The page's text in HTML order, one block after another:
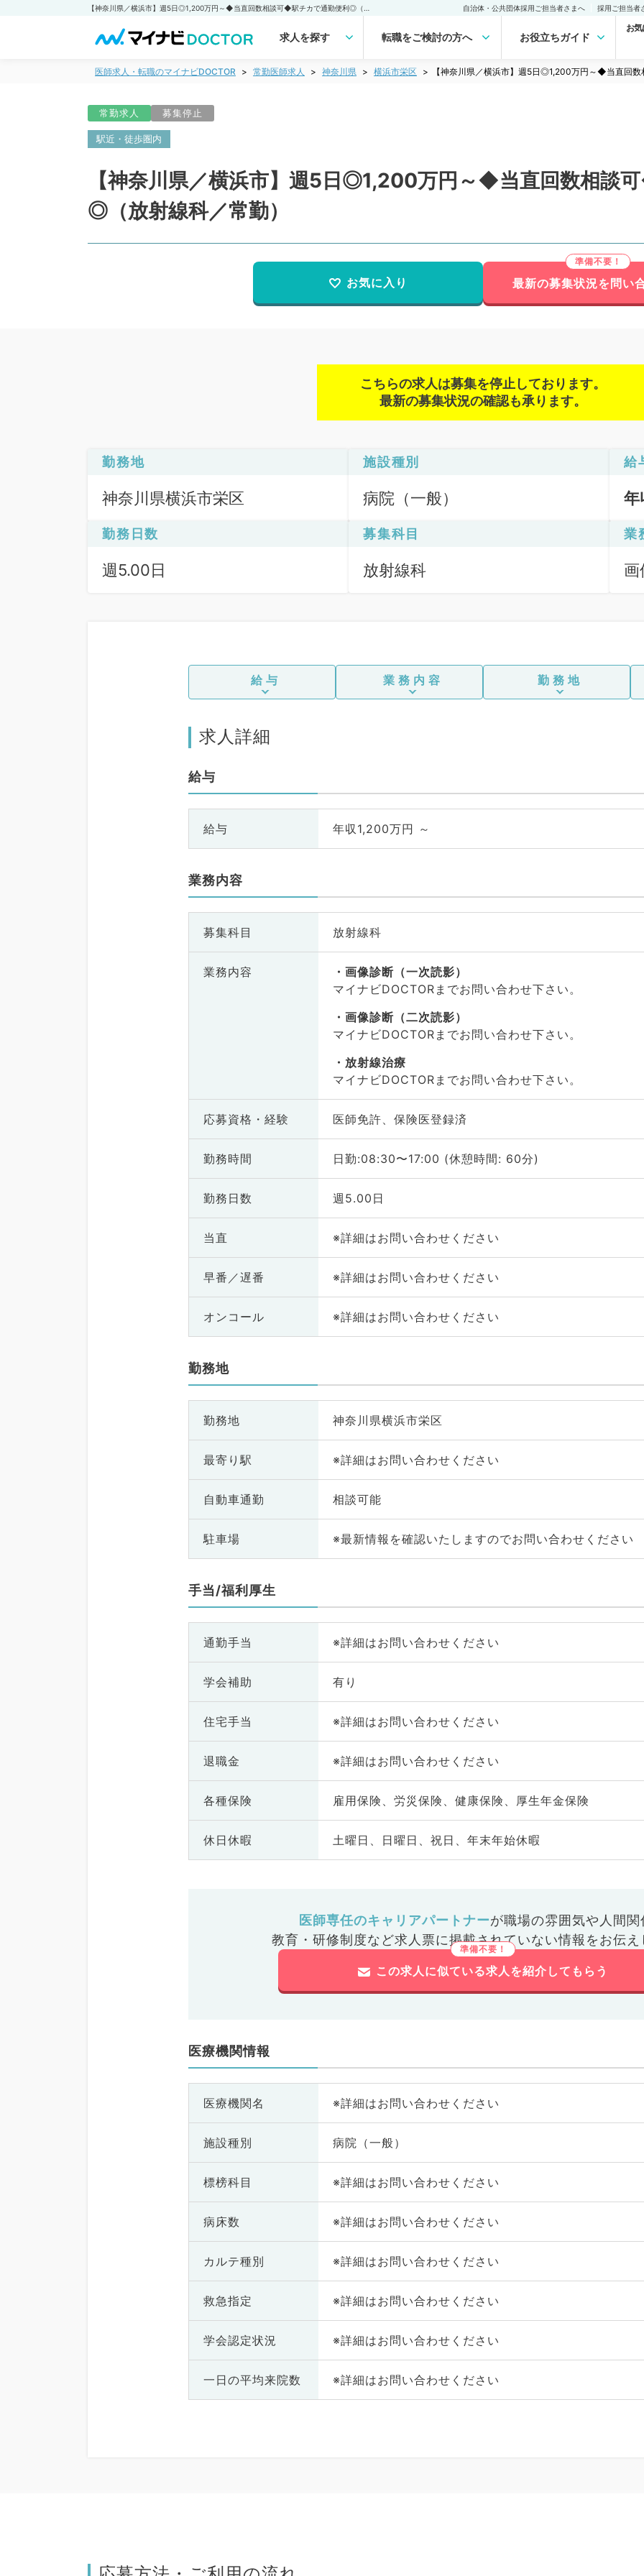
自治体・公共団体採用ご担当者さまへ 採用ご担当者
求人を探す 転職をご検討の方へ お役立ちガイド
お
医師求人・転職のマイナビDOCTOR 常勤医師求人 神奈川県 横浜市栄区 【神奈川県／横浜市】週5日◎1,200万円～◆当直回
常勤求人 募集停止
駅近・徒歩圏内
【神奈川県／横浜市】週5日◎1,200万円～◆当直回数相談
◎（放射線科／常勤）
お気に入り 最新の募集状況を問い
こちらの求人は募集を停止しております。
最新の募集状況の確認も承ります。
勤務地
神奈川県横浜市栄区
施設種別
病院（一般）
給
年
勤務日数
週5.00日
募集科目
放射線科
業
画
給与 業務内容 勤務地
求人詳細
給与
給与 年収1,200万円 ～
業務内容
募集科目 放射線科
業務内容
画像診断（一次読影）
マイナビDOCTORまでお問い合わせ下さい。
画像診断（二次読影）
マイナビDOCTORまでお問い合わせ下さい。
放射線治療
マイナビDOCTORまでお問い合わせ下さい。
応募資格・ 経験 医師免許、保険医登録済
勤務時間 日勤:08:30〜17:00 (休憩時間: 60分)
勤務日数 週5.00日
当直 ※詳細はお問い合わせください
早番／遅番 ※詳細はお問い合わせください
オンコール ※詳細はお問い合わせください
勤務地
勤務地 神奈川県横浜市栄区
最寄り駅 ※詳細はお問い合わせください
自動車通勤 相談可能
駐車場 ※最新情報を確認いたしますのでお問い合わせください
手当/福利厚生
通勤手当 ※詳細はお問い合わせください
学会補助 有り
住宅手当 ※詳細はお問い合わせください
退職金 ※詳細はお問い合わせください
各種保険 雇用保険、労災保険、健康保険、厚生年金保険
休日休暇 土曜日、日曜日、祝日、年末年始休暇
医師専任のキャリアパートナーが職場の雰囲気や人間関
教育・研修制度など求人票に掲載されていない情報をお伝え
この求人に似ている求人を紹介してもらう
医療機関情報
医療機関名 ※詳細はお問い合わせください
施設種別 病院（一般）
標榜科目 ※詳細はお問い合わせください
病床数 ※詳細はお問い合わせください
カルテ種別 ※詳細はお問い合わせください
救急指定 ※詳細はお問い合わせください
学会認定状況 ※詳細はお問い合わせください
一日の平均来院数 ※詳細はお問い合わせください